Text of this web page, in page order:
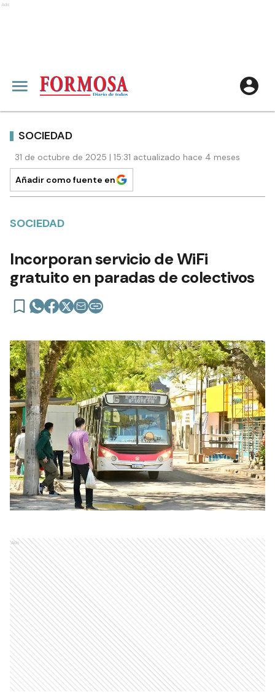
Ads
SOCIEDAD
31 de octubre de 2025 | 15:31 actualizado hace 4 meses
Añadir como fuente en
SOCIEDAD
Incorporan servicio de WiFi
gratuito en paradas de colectivos
Ads